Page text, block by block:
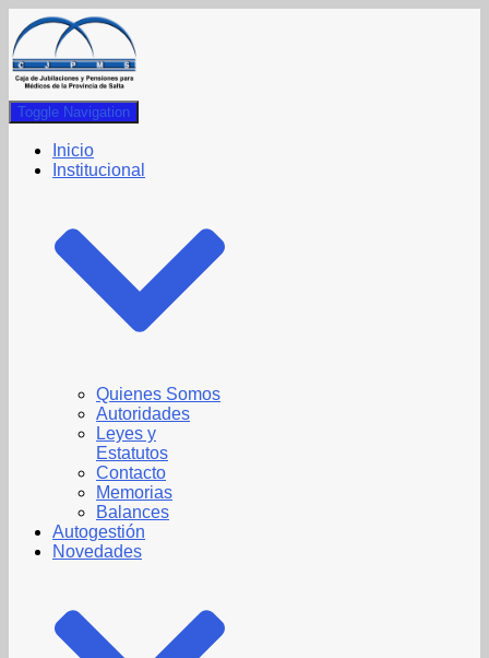
Toggle Navigation
Inicio
Institucional
Quienes Somos
Autoridades
Leyes y
Estatutos
Contacto
Memorias
Balances
Autogestión
Novedades